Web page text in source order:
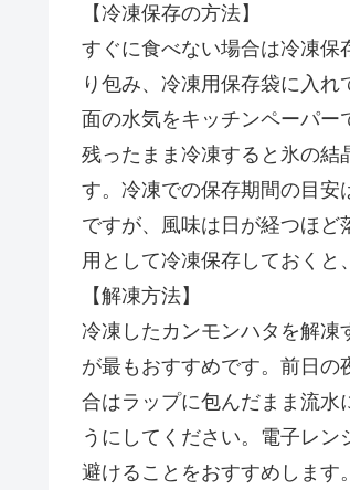
【冷凍保存の方法】
すぐに食べない場合は冷凍保
り包み、冷凍用保存袋に入
面の水気をキッチンペーパー
残ったまま冷凍すると氷の結
す。冷凍での保存期間の目安
ですが、風味は日が経つほ
用として冷凍保存しておくと
【解凍方法】
冷凍したカンモンハタを解凍
が最もおすすめです。前日
合はラップに包んだまま流水
うにしてください。電子レ
避けることをおすすめします